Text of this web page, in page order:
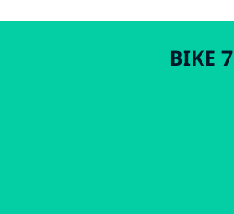
BIKE 7